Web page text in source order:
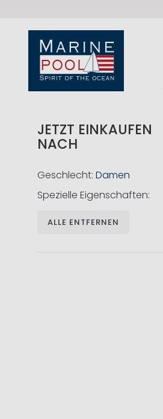
JETZT EINKAUFEN
NACH
Geschlecht Damen
Spezielle Eigenschaften
ALLE ENTFERNEN